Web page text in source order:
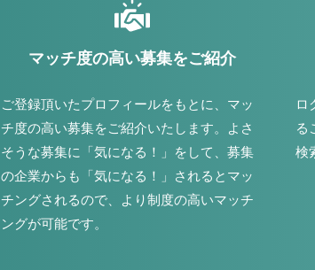
マッチ度の高い募集をご紹介
ご登録頂いたプロフィールをもとに、マッ
チ度の高い募集をご紹介いたします。よさ
そうな募集に「気になる！」をして、募集
の企業からも「気になる！」されるとマッ
チングされるので、より制度の高いマッチ
ングが可能です。
ロ
る
検